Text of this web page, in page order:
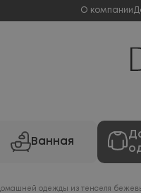
О компании
Ванная
одежды из тенселя